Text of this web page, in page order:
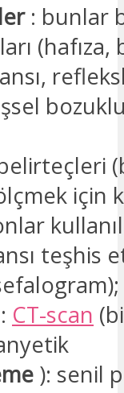
: bunlar
(hafıza,
için
teşhis
: CT-scan
): senil